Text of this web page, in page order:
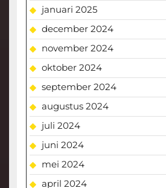
januari 2025
december 2024
november 2024
oktober 2024
september 2024
augustus 2024
juli 2024
juni 2024
mei 2024
april 2024